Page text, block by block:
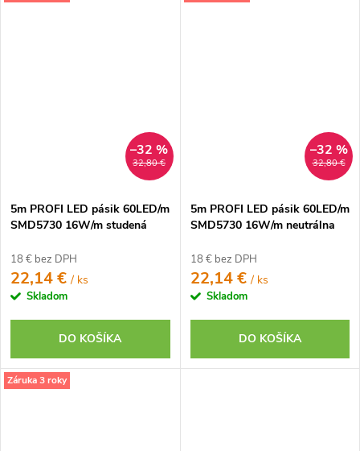
32,80 €
–32 %
5m PROFI LED pásik 60LED/m
SMD5730 16W/m studená
18 € bez DPH
22,14 €/ ks
Skladom
DO KOŠÍKA
32,80 €
–32 %
5m PROFI LED pásik 60LED/m
SMD5730 16W/m neutrálna
18 € bez DPH
22,14 €/ ks
Skladom
DO KOŠÍKA
Záruka 3 roky